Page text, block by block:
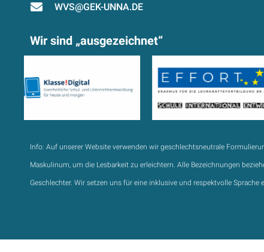
WVS@GEK-UNNA.DE
Wir sind „ausgezeichnet“
Info: Auf unserer Website verwenden wir geschlechtsneutrale
Maskulinum, um die Lesbarkeit zu erleichtern. Alle Bezeichnungen
Geschlechter. Wir setzen uns für eine inklusive und respektvolle Sprache